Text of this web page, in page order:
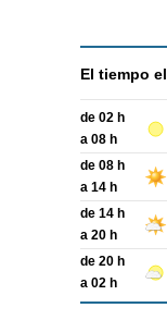
El tiempo el
de 02 h
a 08 h
de 08 h
a 14 h
de 14 h
a 20 h
de 20 h
a 02 h